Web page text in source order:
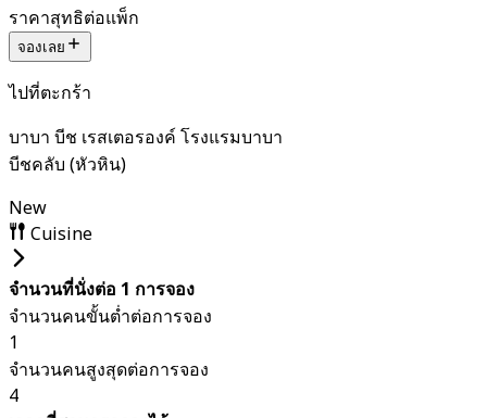
ราคาสุทธิต่อแพ็ก
จองเลย
ไปที่ตะกร้า
บาบา บีช เรสเตอรองค์ โรงแรมบาบา
บีชคลับ (หัวหิน)
New
Cuisine
จำนวนที่นั่งต่อ 1 การจอง
จำนวนคนขั้นต่ำต่อการจอง
1
จำนวนคนสูงสุดต่อการจอง
4